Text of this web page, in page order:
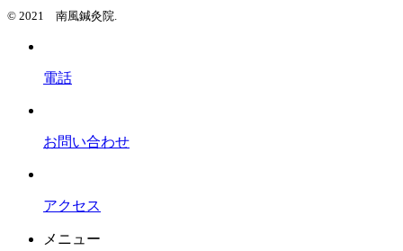
© 2021 南風鍼灸院.
電話
お問い合わせ
アクセス
メニュー